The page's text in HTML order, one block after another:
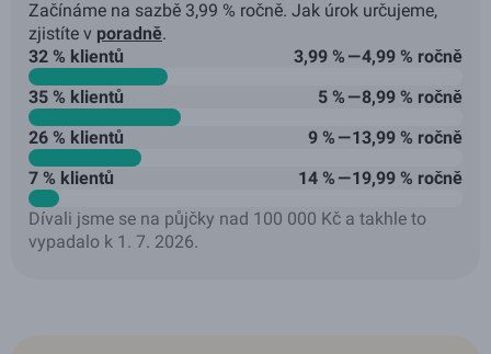
Začínáme na sazbě 3,99 % ročně. Jak úrok určujeme,
zjistíte v poradně.
32 % klientů
3,99 % — 4,99 % ročně
35 % klientů
5 % — 8,99 % ročně
26 % klientů
9 % — 13,99 % ročně
7 % klientů
14 % — 19,99 % ročně
Dívali jsme se na půjčky nad 100 000 Kč a takhle to
vypadalo k 1. 7. 2026.